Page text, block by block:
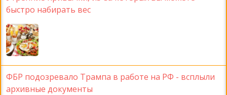
быстро набирать вес
ФБР подозревало Трампа в работе на РФ - всплыли
архивные документы